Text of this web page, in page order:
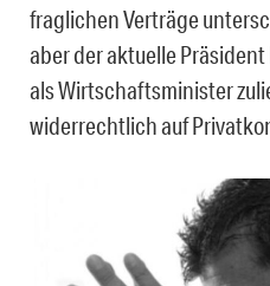
fraglichen Verträge
aber der aktuelle
als Wirtschaftsminister
widerrechtlich auf